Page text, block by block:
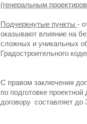
(генеральным
Подчеркнутые пункты -
оказывают влияние на
сложных и уникальных
Градостроительного
С правом заключения
по подготовке
договору составляет до